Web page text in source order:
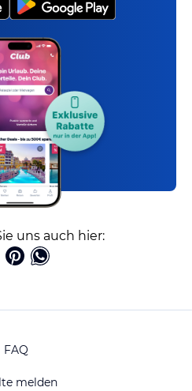
uns auch hier:
FAQ
melden